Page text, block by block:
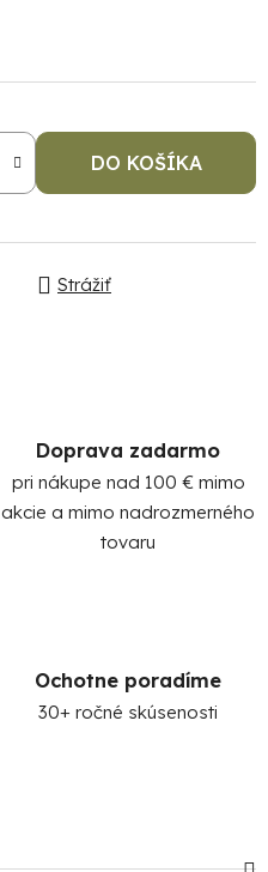
DO KOŠÍKA
Strážiť
Doprava zadarmo
pri nákupe nad 100 € mimo
akcie a mimo nadrozmerného
tovaru
Ochotne poradíme
30+ ročné skúsenosti